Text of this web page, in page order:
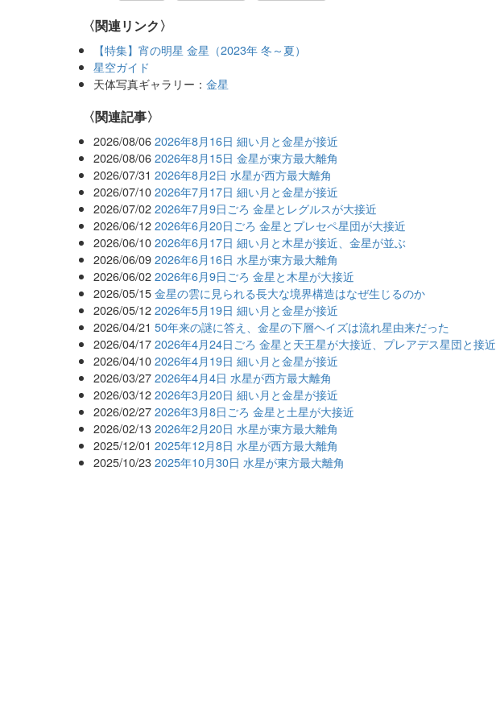
〈関連リンク〉
【特集】宵の明星 金星（2023年 冬～夏）
星空ガイド
天体写真ギャラリー：金星
関連記事
2026/08/06 2026年8月16日 細い月と金星が接近
2026/08/06 2026年8月15日 金星が東方最大離角
2026/07/31 2026年8月2日 水星が西方最大離角
2026/07/10 2026年7月17日 細い月と金星が接近
2026/07/02 2026年7月9日ごろ 金星とレグルスが大接近
2026/06/12 2026年6月20日ごろ 金星とプレセペ星団が大接近
2026/06/10 2026年6月17日 細い月と木星が接近、金星が並ぶ
2026/06/09 2026年6月16日 水星が東方最大離角
2026/06/02 2026年6月9日ごろ 金星と木星が大接近
2026/05/15 金星の雲に見られる長大な境界構造はなぜ生じるのか
2026/05/12 2026年5月19日 細い月と金星が接近
2026/04/21 50年来の謎に答え、金星の下層ヘイズは流れ星由来だった
2026/04/17 2026年4月24日ごろ 金星と天王星が大接近、プレアデス星団と接近
2026/04/10 2026年4月19日 細い月と金星が接近
2026/03/27 2026年4月4日 水星が西方最大離角
2026/03/12 2026年3月20日 細い月と金星が接近
2026/02/27 2026年3月8日ごろ 金星と土星が大接近
2026/02/13 2026年2月20日 水星が東方最大離角
2025/12/01 2025年12月8日 水星が西方最大離角
2025/10/23 2025年10月30日 水星が東方最大離角